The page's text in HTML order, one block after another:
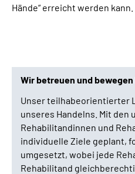
Hände“ erreicht werden kann.
Wir betreuen und bewegen
Unser teilhabeorientierter
unseres Handelns. Mit den
Rehabilitandinnen und
individuelle Ziele geplant,
umgesetzt, wobei jede
Rehabilitand